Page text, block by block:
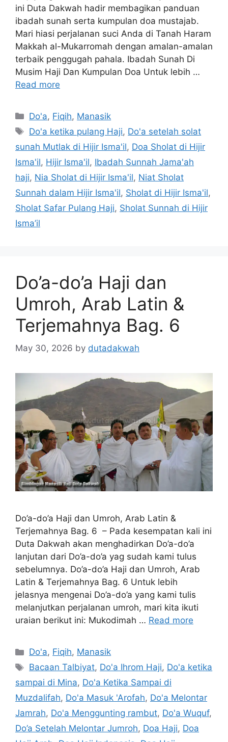
ini Duta Dakwah hadir membagikan panduan
ibadah sunah serta kumpulan doa mustajab.
Mari hiasi perjalanan suci Anda di Tanah Haram
Makkah al-Mukarromah dengan amalan-amalan
terbaik penggugah pahala. Ibadah Sunah Di
Musim Haji Dan Kumpulan Doa Untuk lebih …
Read more
Categories
Do'a, Fiqih, Manasik
Tags
Do'a ketika pulang Haji, Do'a setelah solat
sunah Mutlak di Hijir Isma'il, Doa Sholat di Hijir
Isma'il, Hijir Isma'il, Ibadah Sunnah Jama'ah
haji, Nia Sholat di Hijir Isma'il, Niat Sholat
Sunnah dalam Hijir Isma'il, Sholat di Hijir Isma'il,
Sholat Safar Pulang Haji, Sholat Sunnah di Hijir
Isma’il
Do’a-do’a Haji dan
Umroh, Arab Latin &
Terjemahnya Bag. 6
May 30, 2026 by dutadakwah
Do’a-do’a Haji dan Umroh, Arab Latin &
Terjemahnya Bag. 6 – Pada kesempatan kali ini
Duta Dakwah akan menghadirkan Do’a-do’a
lanjutan dari Do’a-do’a yag sudah kami tulus
sebelumnya. Do’a-do’a Haji dan Umroh, Arab
Latin & Terjemahnya Bag. 6 Untuk lebih
jelasnya mengenai Do’a-do’a yang kami tulis
melanjutkan perjalanan umroh, mari kita ikuti
uraian berikut ini: Mukodimah … Read more
Categories
Do'a, Fiqih, Manasik
Tags
Bacaan Talbiyat, Do'a Ihrom Haji, Do'a ketika
sampai di Mina, Do'a Ketika Sampai di
Muzdalifah, Do'a Masuk 'Arofah, Do'a Melontar
Jamrah, Do'a Menggunting rambut, Do'a Wuquf,
Do’a Setelah Melontar Jumroh, Doa Haji, Doa